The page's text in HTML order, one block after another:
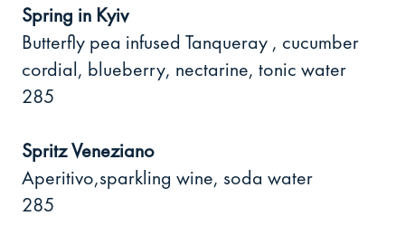
Spring in Kyiv
Butterfly pea infused Tanqueray , cucumber
cordial, blueberry, nectarine, tonic water
285
Spritz Veneziano
Aperitivo,sparkling wine, soda water
285